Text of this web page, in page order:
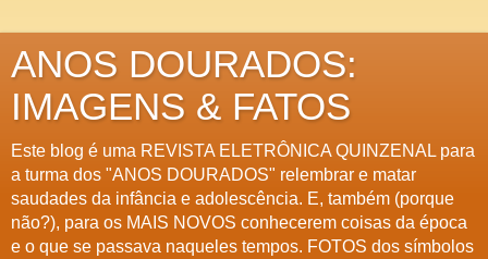
ANOS DOURADOS:
IMAGENS & FATOS
Este blog é uma REVISTA ELETRÔNICA QUINZENAL para
a turma dos "ANOS DOURADOS" relembrar e matar
saudades da infância e adolescência. E, também (porque
não?), para os MAIS NOVOS conhecerem coisas da época
e o que se passava naqueles tempos. FOTOS dos símbolos